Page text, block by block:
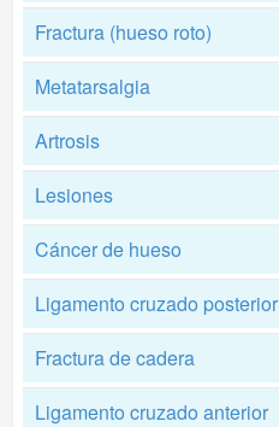
Fractura (hueso roto)
Metatarsalgia
Artrosis
Lesiones
Cáncer de hueso
Ligamento cruzado posterior
Fractura de cadera
Ligamento cruzado anterior